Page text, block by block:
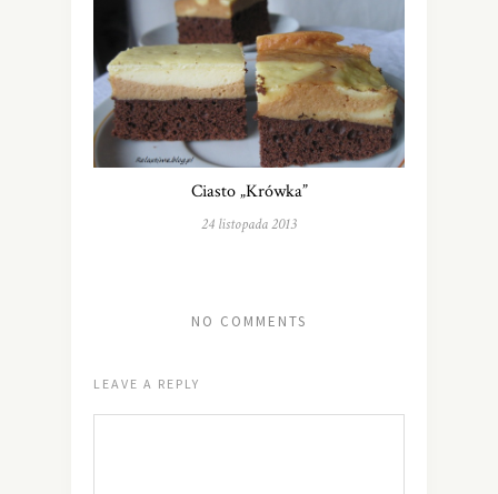
Ciasto „Krówka”
24 listopada 2013
NO COMMENTS
LEAVE A REPLY